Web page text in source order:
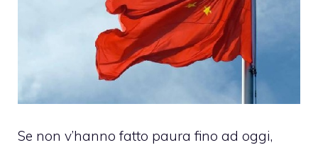
Se non v’hanno fatto paura fino ad oggi,